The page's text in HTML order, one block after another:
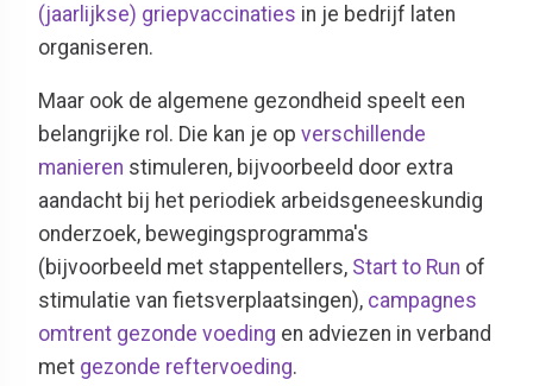
(jaarlijkse) griepvaccinaties in je bedrijf laten
organiseren.
Maar ook de algemene gezondheid speelt een
belangrijke rol. Die kan je op verschillende
manieren stimuleren, bijvoorbeeld door extra
aandacht bij het periodiek arbeidsgeneeskundig
onderzoek, bewegingsprogramma's
(bijvoorbeeld met stappentellers, Start to Run of
stimulatie van fietsverplaatsingen), campagnes
omtrent gezonde voeding en adviezen in verband
met gezonde reftervoeding.